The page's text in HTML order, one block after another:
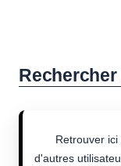
Retrouver
d'autres